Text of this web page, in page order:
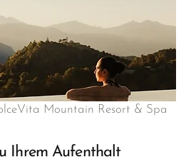
Mountain Resort & Spa
Ihrem Aufenthalt